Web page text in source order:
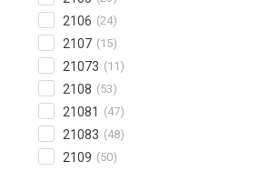
2106 (24)
2107 (15)
21073 (11)
2108 (53)
21081 (47)
21083 (48)
2109 (50)